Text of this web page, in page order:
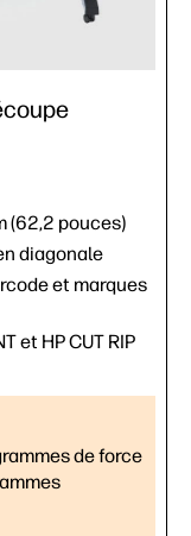
(62,2 pouces)
diagonale
et marques
et HP CUT RIP
de force